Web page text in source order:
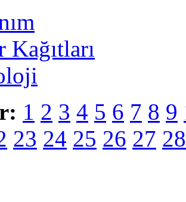
Kağıtları
1 2 3 4 5 6 7 8 9
23 24 25 26 27 28